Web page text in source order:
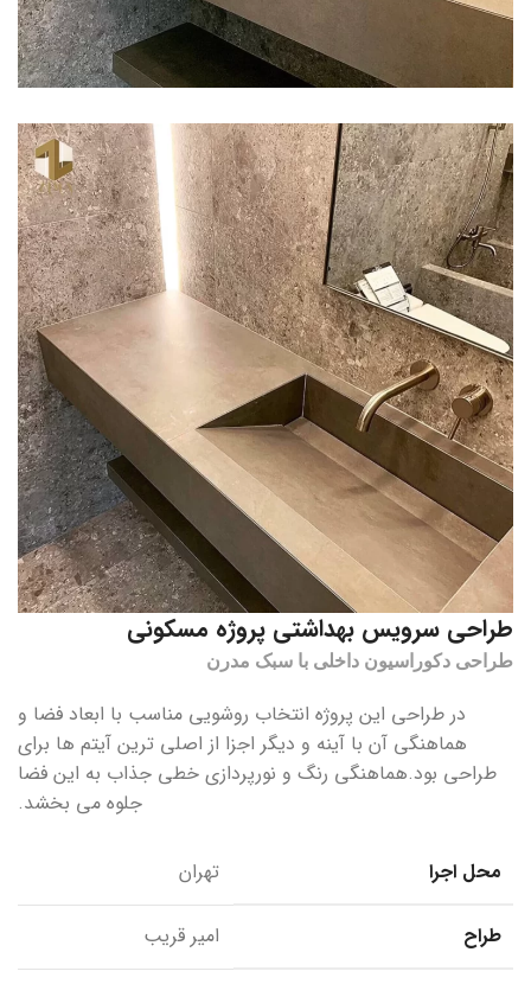
طراحی سرویس بهداشتی پروژه مسکونی
طراحی دکوراسیون داخلی با سبک مدرن
در طراحی این پروژه انتخاب روشویی مناسب با ابعاد فضا و
هماهنگی آن با آینه و دیگر اجزا از اصلی ترین آیتم ها برای
طراحی بود.هماهنگی رنگ و نورپردازی خطی جذاب به این فضا
جلوه می بخشد.
محل اجرا تهران
طراح امیر قریب